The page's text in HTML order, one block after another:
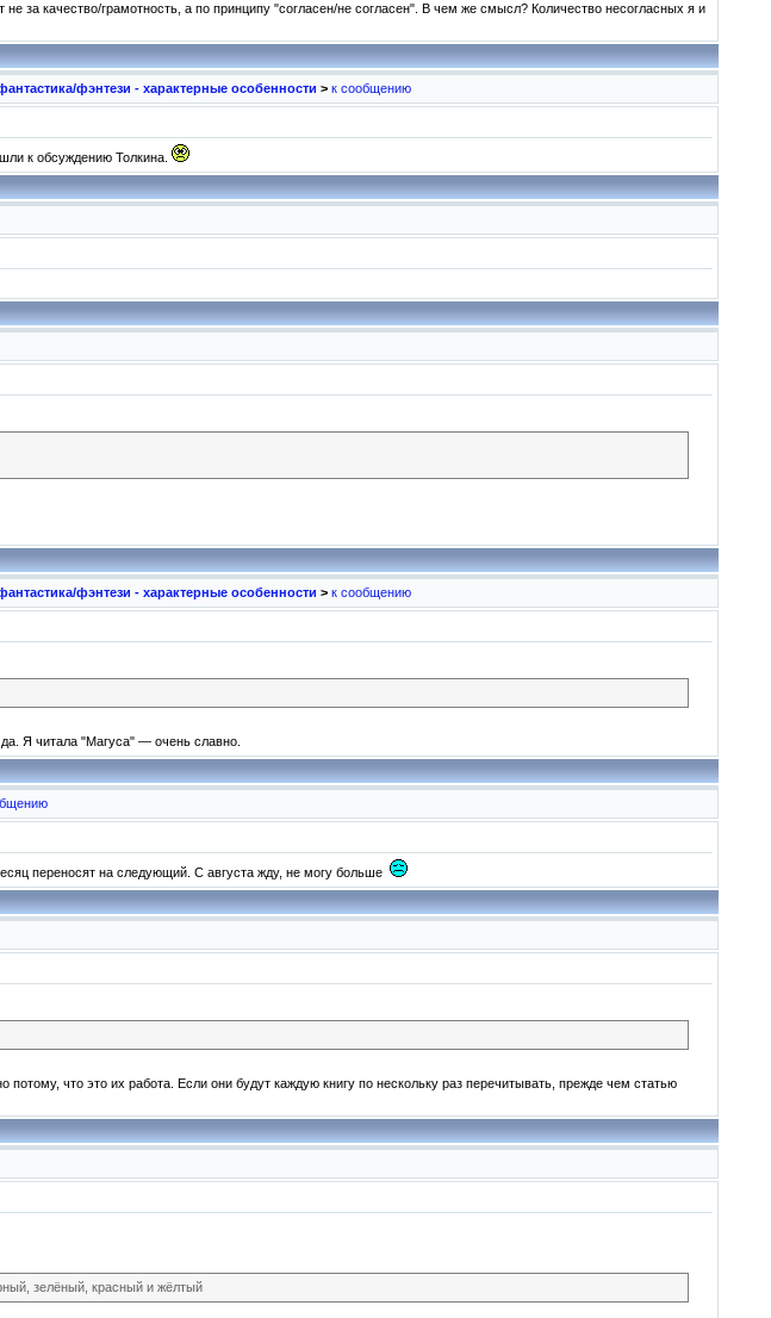
за качество/грамотность, а по принципу "согласен/не согласен". В чем же смысл? Количество несогласных я и
фэнтези - характерные особенности > к сообщению
к обсуждению Толкина.
фэнтези - характерные особенности > к сообщению
Я читала "Магуса" — очень славно.
переносят на следующий. С августа жду, не могу больше
что это их работа. Если они будут каждую книгу по нескольку раз перечитывать, прежде чем статью
зелёный, красный и жёлтый